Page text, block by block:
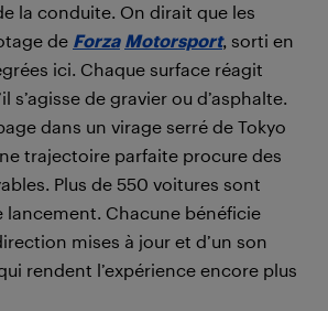
la conduite. On dirait que les
de Forza Motorsport, sorti en
ici. Chaque surface réagit
s’agisse de gravier ou d’asphalte.
dans un virage serré de Tokyo
trajectoire parfaite procure des
Plus de 550 voitures sont
lancement. Chacune bénéficie
mises à jour et d’un son
rendent l’expérience encore plus